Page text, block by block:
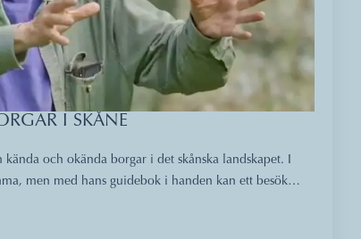
I SKÅNE
och okända borgar i det skånska landskapet. I
men med hans guidebok i handen kan ett besök…